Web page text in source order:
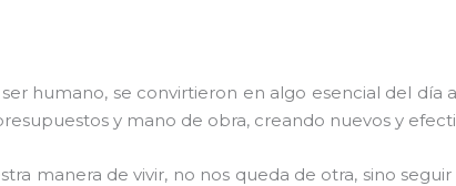
humano, se convirtieron en algo esencial del día
y mano de obra, creando nuevos y
manera de vivir, no nos queda de otra, sino